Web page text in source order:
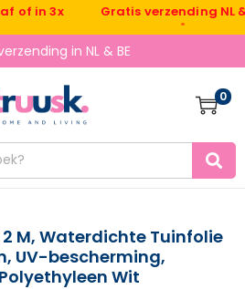
3x Gratis verzending NL & BE
in NL & BE
0
M, Waterdichte Tuinfolie
UV-bescherming,
Wit